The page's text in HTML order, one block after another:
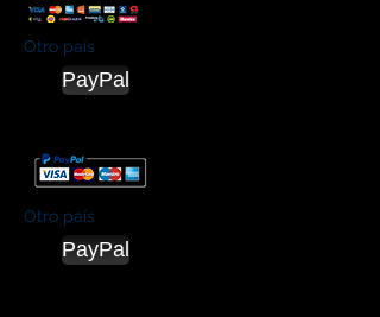
Otro país
PayPal
Otro país
PayPal